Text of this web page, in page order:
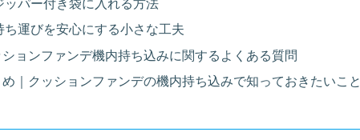
ッパー付き袋に入れる方法
ち運びを安心にする小さな工夫
ションファンデ機内持ち込みに関するよくある質問
め｜クッションファンデの機内持ち込みで知っておきたいこと